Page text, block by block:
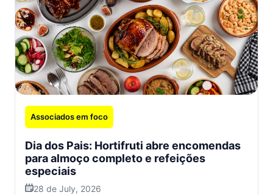
Associados em foco
Dia dos Pais: Hortifruti abre encomendas
para almoço completo e refeições
especiais
28 de July, 2026